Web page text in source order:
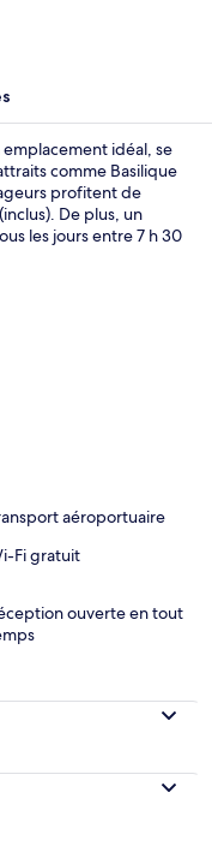
emplacement idéal, se
comme Basilique
profitent de
De plus, un
les jours entre 7 h 30
aéroportuaire
Fi gratuit
ouverte en tout